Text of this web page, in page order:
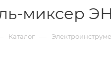
миксер
Каталог —